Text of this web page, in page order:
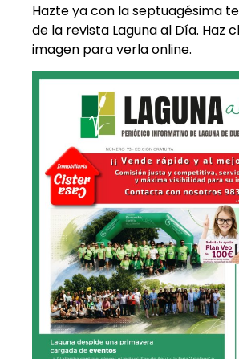
Hazte ya con la septuagésima
de la revista Laguna al Día. Haz
imagen para verla online.